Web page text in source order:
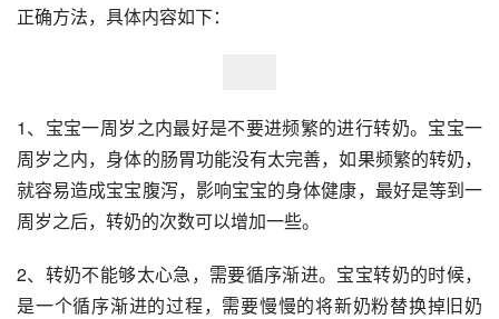
正确方法，具体内容如下：
1、宝宝一周岁之内最好是不要进频繁的进行转奶。宝宝一
周岁之内，身体的肠胃功能没有太完善，如果频繁的转奶，
就容易造成宝宝腹泻，影响宝宝的身体健康，最好是等到一
周岁之后，转奶的次数可以增加一些。
2、转奶不能够太心急，需要循序渐进。宝宝转奶的时候，
是一个循序渐进的过程，需要慢慢的将新奶粉替换掉旧奶